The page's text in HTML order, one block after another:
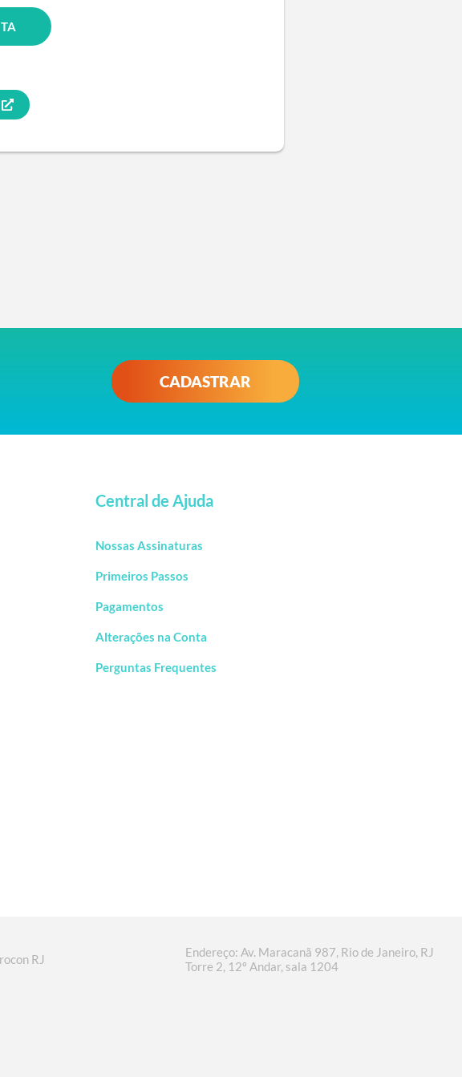
CADASTRAR
Central de Ajuda
Nossas Assinaturas
Primeiros Passos
Pagamentos
Alterações na Conta
Perguntas Frequentes
RJ
Endereço: Av. Maracanã 987, Rio de Janeiro, RJ
Torre 2, 12º Andar, sala 1204